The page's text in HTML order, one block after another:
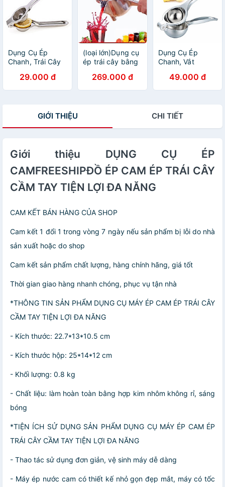
Dụng Cụ Ép
Chanh, Trái Cây
29.000 đ
(loại lớn)Dụng cụ
ép trái cây bằng
269.000 đ
Dụng Cụ Ép
Chanh, Vắt
Cốt Chanh .
49.000 đ
GIỚI THIỆU CHI TIẾT
Giới thiệu DỤNG CỤ ÉP
CAMFREESHIPĐỒ ÉP CAM ÉP TRÁI CÂY
CẦM TAY TIỆN LỢI ĐA NĂNG
CAM KẾT BÁN HÀNG CỦA SHOP
Cam kết 1 đổi 1 trong vòng 7 ngày nếu sản phẩm bị lỗi do nhà
sản xuất hoặc do shop
Cam kết sản phẩm chất lượng, hàng chính hãng, giá tốt
Thời gian giao hàng nhanh chóng, phục vụ tận nhà
*THÔNG TIN SẢN PHẨM DỤNG CỤ MÁY ÉP CAM ÉP TRÁI CÂY
CẦM TAY TIỆN LỢI ĐA NĂNG
- Kích thước: 22.7*13*10.5 cm
- Kích thước hộp: 25*14*12 cm
- Khối lượng: 0.8 kg
- Chất liệu: làm hoàn toàn bằng hợp kim nhôm không rỉ, sáng
bóng
*TIỆN ÍCH SỬ DỤNG SẢN PHẨM DỤNG CỤ MÁY ÉP CAM ÉP
TRÁI CÂY CẦM TAY TIỆN LỢI ĐA NĂNG
- Thao tác sử dụng đơn giản, vệ sinh máy dễ dàng
- Máy ép nước cam có thiết kế nhỏ gọn đẹp mắt, máy có tốc